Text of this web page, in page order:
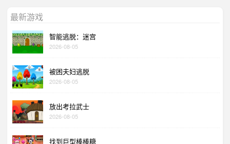
最新游戏
智能逃脱：迷宫
2026-08-05
被困夫妇逃脱
2026-08-05
放出考拉武士
2026-08-05
找到巨型棒棒糖